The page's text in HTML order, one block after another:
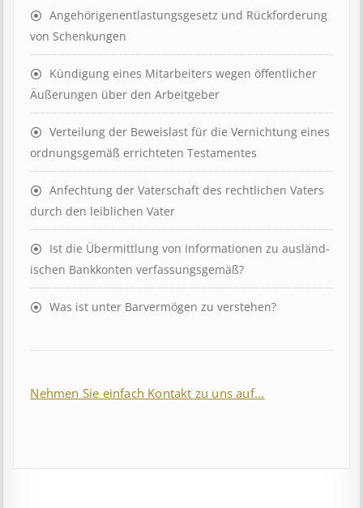
Angehörigenent­lastungs­ge­setz und Rück­ford­er­ung
von Schenk­ung­en
Kündigung eines Mit­ar­beit­ers wegen öffent­lich­er
Äuß­er­ung­en über den Ar­beit­geber
Ver­teil­ung der Be­weis­last für die Ver­nicht­ung eines
ord­nungs­ge­mäß er­richt­et­en Test­ament­es
Anfechtung der Vaterschaft des rechtlichen Vaters
durch den leiblichen Vater
Ist die Über­mitt­lung von In­for­mat­ion­en zu aus­länd­
isch­en Bank­kont­en ver­fass­ungs­ge­mäß?
Was ist unter Barvermögen zu verstehen?
Nehmen Sie einfach Kontakt zu uns auf...